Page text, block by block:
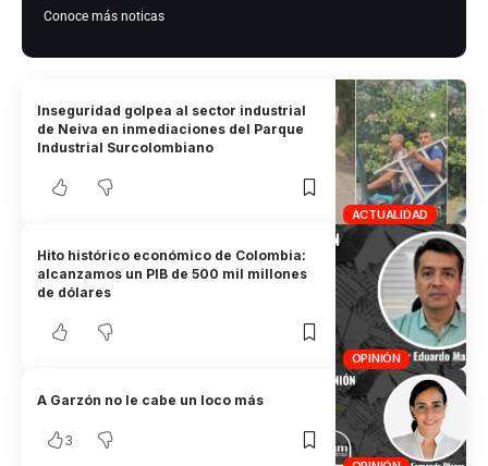
Conoce más noticas
ACTUALIDAD
Inseguridad golpea al sector industrial
de Neiva en inmediaciones del Parque
Industrial Surcolombiano
OPINIÓN
Hito histórico económico de Colombia:
alcanzamos un PIB de 500 mil millones
de dólares
A Garzón no le cabe un loco más
3